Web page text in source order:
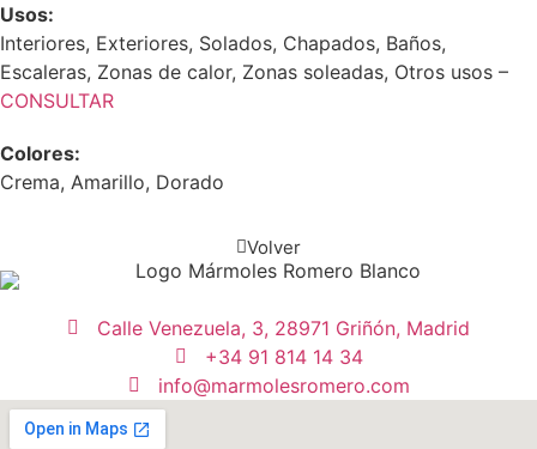
Usos:
Interiores, Exteriores, Solados, Chapados, Baños,
Escaleras, Zonas de calor, Zonas soleadas, Otros usos –
CONSULTAR
Colores:
Crema, Amarillo, Dorado
Volver
Calle Venezuela, 3, 28971 Griñón, Madrid
+34 91 814 14 34
info@marmolesromero.com